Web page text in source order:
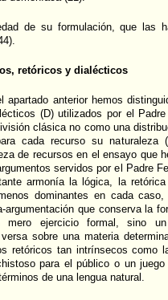
de su formulación, que las
retóricos y dialécticos
apartado anterior hemos
(D) utilizados por el
clásica no como una
cada recurso su
de recursos en el ensayo que
servidos por el Padre
armonía la lógica, la
dominantes en cada
argumentación que conserva la
ejercicio formal, sino
sobre una materia
retóricos tan intrínsecos como
para el público o un
de una lengua natural.